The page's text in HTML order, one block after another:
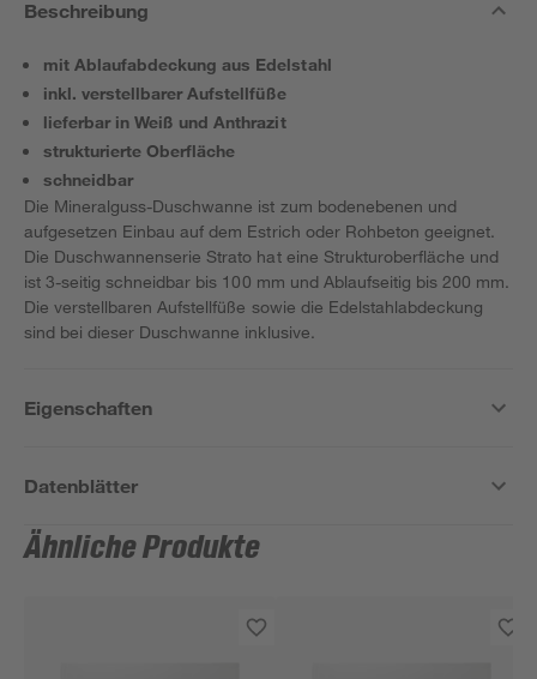
Beschreibung
mit Ablaufabdeckung aus Edelstahl
inkl. verstellbarer Aufstellfüße
lieferbar in Weiß und Anthrazit
strukturierte Oberfläche
schneidbar
Die Mineralguss-Duschwanne ist zum bodenebenen und
aufgesetzen Einbau auf dem Estrich oder Rohbeton geeignet.
Die Duschwannenserie Strato hat eine Strukturoberfläche und
ist 3-seitig schneidbar bis 100 mm und Ablaufseitig bis 200 mm.
Die verstellbaren Aufstellfüße sowie die Edelstahlabdeckung
sind bei dieser Duschwanne inklusive.
Eigenschaften
Datenblätter
Ähnliche Produkte